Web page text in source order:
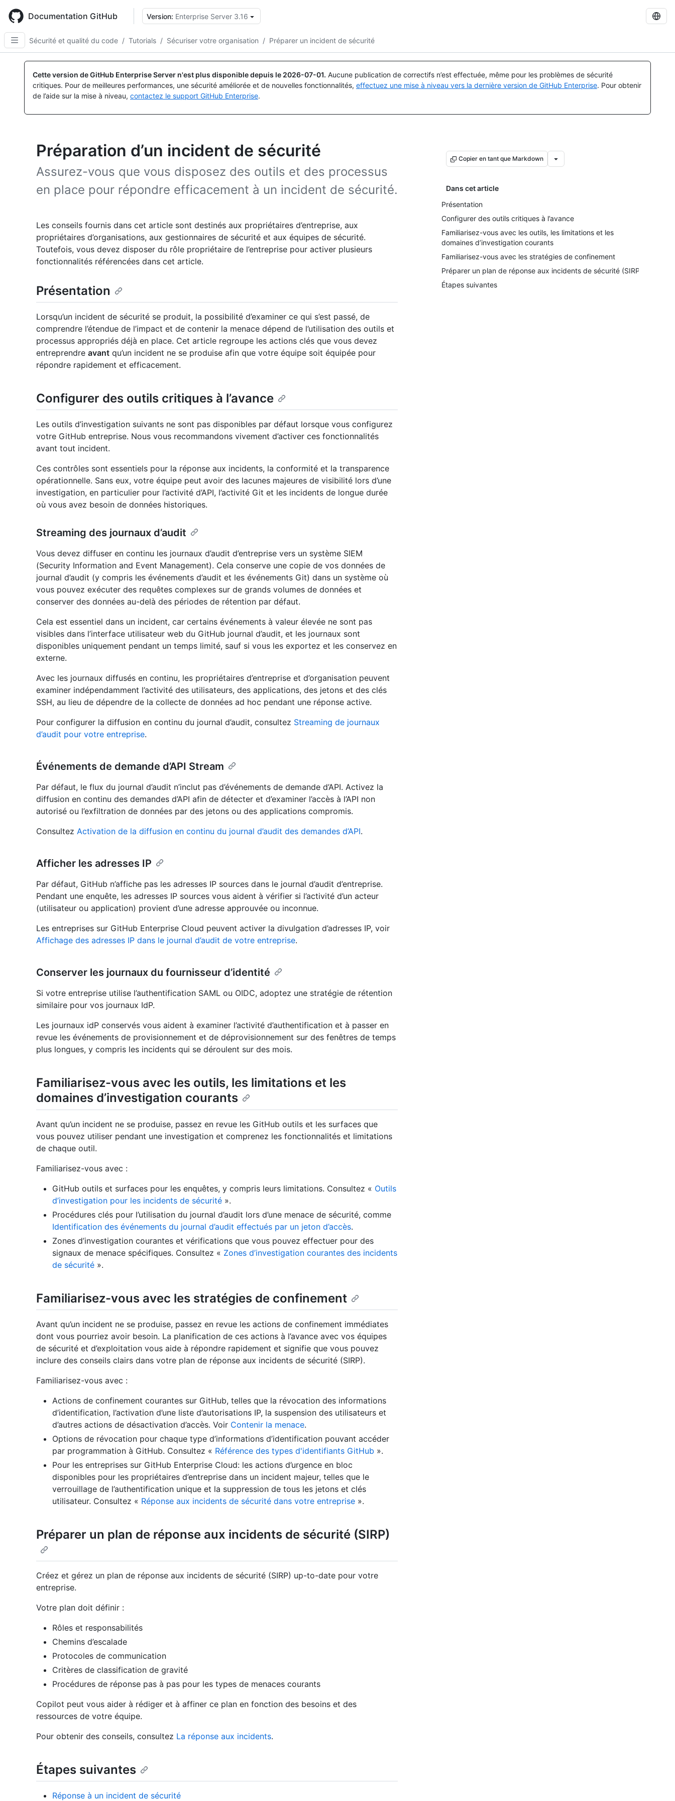
main
content
Documentation GitHub Version: Enterprise Server 3.16
Sécurité et qualité du code / Tutorials / Sécuriser votre organisation / Préparer un incident de sécurité
Cette version de GitHub Enterprise Server n'est plus disponible depuis le 2026-07-01. Aucune publication de correctifs n’est effectuée, même pour les problèmes de sécurité
critiques. Pour de meilleures performances, une sécurité améliorée et de nouvelles fonctionnalités, effectuez une mise à niveau vers la dernière version de GitHub Enterprise. Pour obtenir
de l’aide sur la mise à niveau, contactez le support GitHub Enterprise.
Préparation d’un incident de sécurité
Assurez-vous que vous disposez des outils et des processus
en place pour répondre efficacement à un incident de sécurité.
Copier en tant que Markdown
Dans cet article
Présentation
Configurer des outils critiques à l’avance
Familiarisez-vous avec les outils, les limitations et les
domaines d’investigation courants
Familiarisez-vous avec les stratégies de confinement
Préparer un plan de réponse aux incidents de sécurité (SIRP)
Étapes suivantes
Les conseils fournis dans cet article sont destinés aux propriétaires d’entreprise, aux
propriétaires d’organisations, aux gestionnaires de sécurité et aux équipes de sécurité.
Toutefois, vous devez disposer du rôle propriétaire de l’entreprise pour activer plusieurs
fonctionnalités référencées dans cet article.
Présentation
Lorsqu’un incident de sécurité se produit, la possibilité d’examiner ce qui s’est passé, de
comprendre l’étendue de l’impact et de contenir la menace dépend de l’utilisation des outils et
processus appropriés déjà en place. Cet article regroupe les actions clés que vous devez
entreprendre avant qu’un incident ne se produise afin que votre équipe soit équipée pour
répondre rapidement et efficacement.
Configurer des outils critiques à l’avance
Les outils d’investigation suivants ne sont pas disponibles par défaut lorsque vous configurez
votre GitHub entreprise. Nous vous recommandons vivement d’activer ces fonctionnalités
avant tout incident.
Ces contrôles sont essentiels pour la réponse aux incidents, la conformité et la transparence
opérationnelle. Sans eux, votre équipe peut avoir des lacunes majeures de visibilité lors d’une
investigation, en particulier pour l’activité d’API, l’activité Git et les incidents de longue durée
où vous avez besoin de données historiques.
Streaming des journaux d’audit
Vous devez diffuser en continu les journaux d’audit d’entreprise vers un système SIEM
(Security Information and Event Management). Cela conserve une copie de vos données de
journal d’audit (y compris les événements d’audit et les événements Git) dans un système où
vous pouvez exécuter des requêtes complexes sur de grands volumes de données et
conserver des données au-delà des périodes de rétention par défaut.
Cela est essentiel dans un incident, car certains événements à valeur élevée ne sont pas
visibles dans l’interface utilisateur web du GitHub journal d’audit, et les journaux sont
disponibles uniquement pendant un temps limité, sauf si vous les exportez et les conservez en
externe.
Avec les journaux diffusés en continu, les propriétaires d’entreprise et d’organisation peuvent
examiner indépendamment l’activité des utilisateurs, des applications, des jetons et des clés
SSH, au lieu de dépendre de la collecte de données ad hoc pendant une réponse active.
Pour configurer la diffusion en continu du journal d’audit, consultez Streaming de journaux
d’audit pour votre entreprise.
Événements de demande d’API Stream
Par défaut, le flux du journal d’audit n’inclut pas d’événements de demande d’API. Activez la
diffusion en continu des demandes d’API afin de détecter et d’examiner l’accès à l’API non
autorisé ou l’exfiltration de données par des jetons ou des applications compromis.
Consultez Activation de la diffusion en continu du journal d’audit des demandes d’API.
Afficher les adresses IP
Par défaut, GitHub n’affiche pas les adresses IP sources dans le journal d’audit d’entreprise.
Pendant une enquête, les adresses IP sources vous aident à vérifier si l’activité d’un acteur
(utilisateur ou application) provient d’une adresse approuvée ou inconnue.
Les entreprises sur GitHub Enterprise Cloud peuvent activer la divulgation d’adresses IP, voir
Affichage des adresses IP dans le journal d’audit de votre entreprise.
Conserver les journaux du fournisseur d’identité
Si votre entreprise utilise l’authentification SAML ou OIDC, adoptez une stratégie de rétention
similaire pour vos journaux IdP.
Les journaux idP conservés vous aident à examiner l’activité d’authentification et à passer en
revue les événements de provisionnement et de déprovisionnement sur des fenêtres de temps
plus longues, y compris les incidents qui se déroulent sur des mois.
Familiarisez-vous avec les outils, les limitations et les
domaines d’investigation courants
Avant qu’un incident ne se produise, passez en revue les GitHub outils et les surfaces que
vous pouvez utiliser pendant une investigation et comprenez les fonctionnalités et limitations
de chaque outil.
Familiarisez-vous avec :
GitHub outils et surfaces pour les enquêtes, y compris leurs limitations. Consultez « Outils
d’investigation pour les incidents de sécurité ».
Procédures clés pour l’utilisation du journal d’audit lors d’une menace de sécurité, comme
Identification des événements du journal d’audit effectués par un jeton d’accès.
Zones d’investigation courantes et vérifications que vous pouvez effectuer pour des
signaux de menace spécifiques. Consultez « Zones d’investigation courantes des incidents
de sécurité ».
Familiarisez-vous avec les stratégies de confinement
Avant qu’un incident ne se produise, passez en revue les actions de confinement immédiates
dont vous pourriez avoir besoin. La planification de ces actions à l’avance avec vos équipes
de sécurité et d’exploitation vous aide à répondre rapidement et signifie que vous pouvez
inclure des conseils clairs dans votre plan de réponse aux incidents de sécurité (SIRP).
Familiarisez-vous avec :
Actions de confinement courantes sur GitHub, telles que la révocation des informations
d’identification, l’activation d’une liste d’autorisations IP, la suspension des utilisateurs et
d’autres actions de désactivation d’accès. Voir Contenir la menace.
Options de révocation pour chaque type d’informations d’identification pouvant accéder
par programmation à GitHub. Consultez « Référence des types d'identifiants GitHub ».
Pour les entreprises sur GitHub Enterprise Cloud: les actions d’urgence en bloc
disponibles pour les propriétaires d’entreprise dans un incident majeur, telles que le
verrouillage de l’authentification unique et la suppression de tous les jetons et clés
utilisateur. Consultez « Réponse aux incidents de sécurité dans votre entreprise ».
Préparer un plan de réponse aux incidents de sécurité (SIRP)
Créez et gérez un plan de réponse aux incidents de sécurité (SIRP) up-to-date pour votre
entreprise.
Votre plan doit définir :
Rôles et responsabilités
Chemins d’escalade
Protocoles de communication
Critères de classification de gravité
Procédures de réponse pas à pas pour les types de menaces courants
Copilot peut vous aider à rédiger et à affiner ce plan en fonction des besoins et des
ressources de votre équipe.
Pour obtenir des conseils, consultez La réponse aux incidents.
Étapes suivantes
Réponse à un incident de sécurité